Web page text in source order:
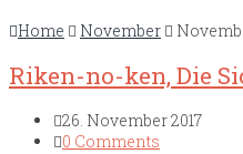
Home November
Riken-no-ken, Die
26. November 2017
0 Comments